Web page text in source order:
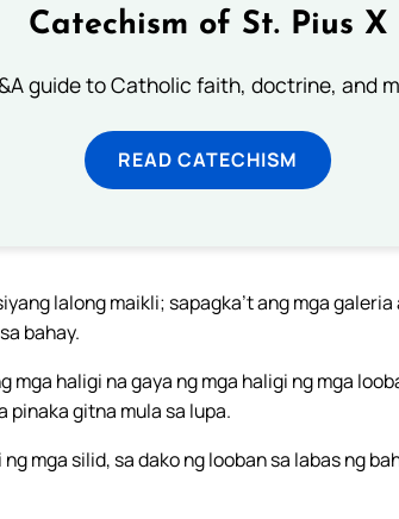
Catechism of St. Pius X
guide to Catholic faith, doctrine, and
READ CATECHISM
lalong maikli; sapagka’t ang mga
bahay.
mga haligi na gaya ng mga haligi ng mga
pinaka gitna mula sa lupa.
mga silid, sa dako ng looban sa labas ng